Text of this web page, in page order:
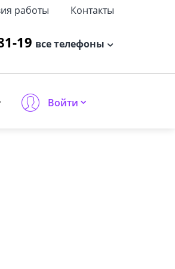
работы Контакты
19 все телефоны
Войти